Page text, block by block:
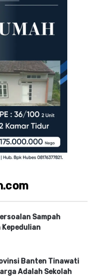
Sampah
Kepedulian
Banten Tinawati
Adalah Sekolah